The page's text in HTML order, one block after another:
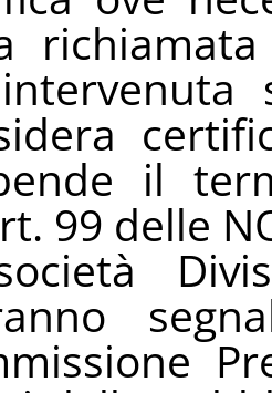
il
99 delle